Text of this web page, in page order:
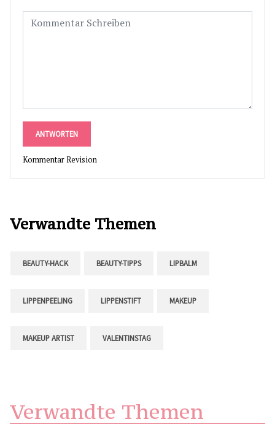
ANTWORTEN
Kommentar Revision
Verwandte Themen
BEAUTY-HACK BEAUTY-TIPPS LIPBALM
LIPPENPEELING LIPPENSTIFT MAKEUP
MAKEUP ARTIST VALENTINSTAG
Verwandte Themen